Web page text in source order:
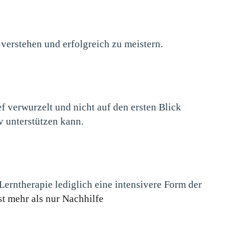
und erfolgreich zu meistern.
verwurzelt und nicht auf den ersten Blick
unterstützen kann.
lediglich eine intensivere Form der
mehr als nur Nachhilfe